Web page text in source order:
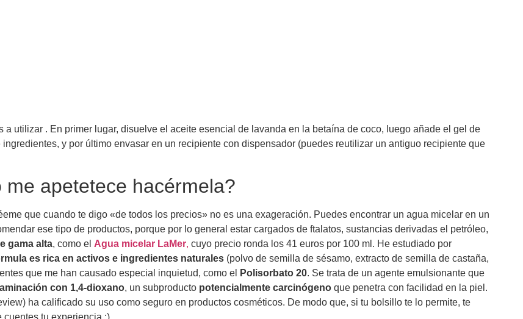
utilizar . En primer lugar, disuelve el aceite esencial de lavanda en la betaína de coco, luego añade el gel de
y por último envasar en un recipiente con dispensador (puedes reutilizar un antiguo recipiente que
apetetece hacérmela?
que cuando te digo «de todos los precios» no es una exageración. Puedes encontrar un agua micelar en un
ese tipo de productos, porque por lo general estar cargados de ftalatos, sustancias derivadas el petróleo,
gama alta, como el Agua micelar LaMer, cuyo precio ronda los 41 euros por 100 ml. He estudiado por
es rica en activos e ingredientes naturales (polvo de semilla de sésamo, extracto de semilla de castaña,
que me han causado especial inquietud, como el
Polisorbato 20. Se trata de un agente emulsionante que
con 1,4-dioxano, un subproducto potencialmente carcinógeno que penetra con facilidad en la piel.
ha calificado su uso como seguro en productos cosméticos. De modo que, si tu bolsillo te lo permite, te
tu experiencia ;).